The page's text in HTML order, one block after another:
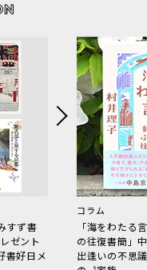
すず書
ゼント
書好日メ
コラム
「海をわた
の往復書簡」
出逢いの不思